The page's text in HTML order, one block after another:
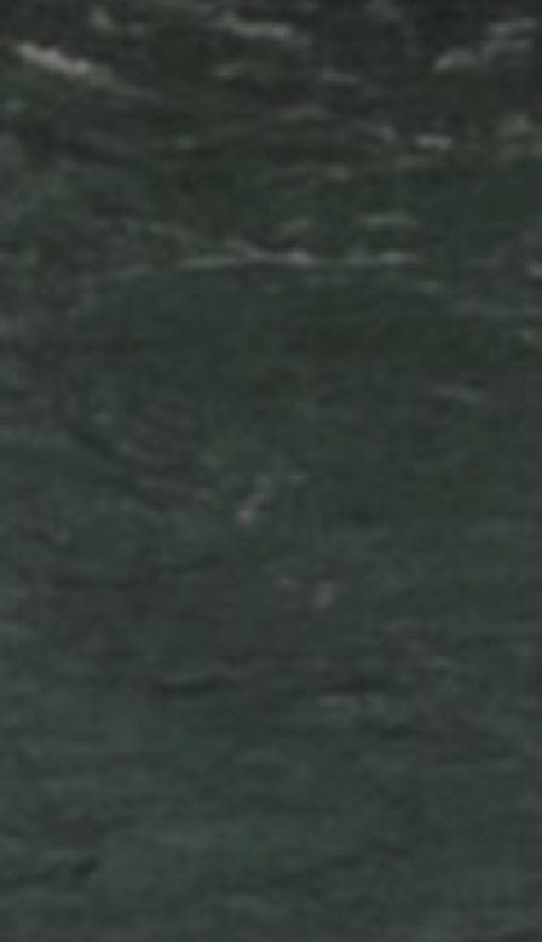
CERCA TRA GLI OLTRE 500 CENTRI IN